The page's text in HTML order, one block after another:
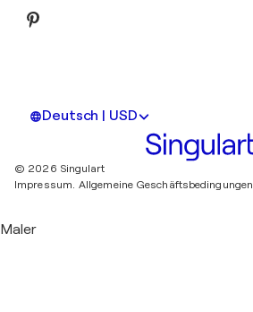
Deutsch | USD
© 2026 Singulart
Impressum. Allgemeine Geschäftsbedingungen
Maler